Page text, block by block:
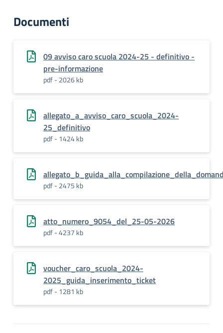
Documenti
09 avviso caro scuola 2024-25 - definitivo -
pre-informazione
pdf - 2026 kb
allegato_a_avviso_caro_scuola_2024-
25_definitivo
pdf - 1424 kb
pdf - 2475 kb
atto_numero_9054_del_25-05-2026
pdf - 4237 kb
voucher_caro_scuola_2024-
2025_guida_inserimento_ticket
pdf - 1281 kb